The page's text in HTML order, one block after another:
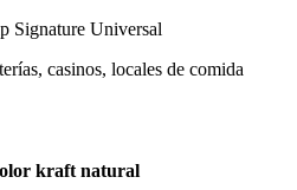
Signature Universal
casinos, locales de comida
kraft natural